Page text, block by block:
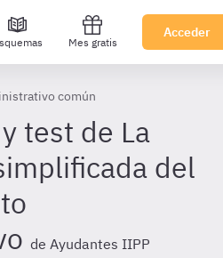
Mes gratis
Acceder
común
test de La
del
de Ayudantes IIPP